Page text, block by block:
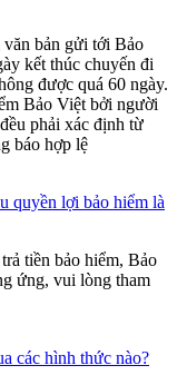
bản gửi tới Bảo
kết thúc chuyến đi
được quá 60 ngày.
Bảo Việt bởi người
phải xác định từ
báo hợp lệ
quyền lợi bảo hiểm là
tiền bảo hiểm, Bảo
ứng, vui lòng tham
các hình thức nào?